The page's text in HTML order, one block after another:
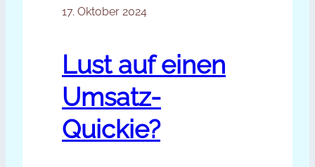
Community schafft es, nachhaltig
entscheiden darüber, ob eine
Community…
17. Oktober 2024
Lust auf einen
Umsatz-
Quickie?